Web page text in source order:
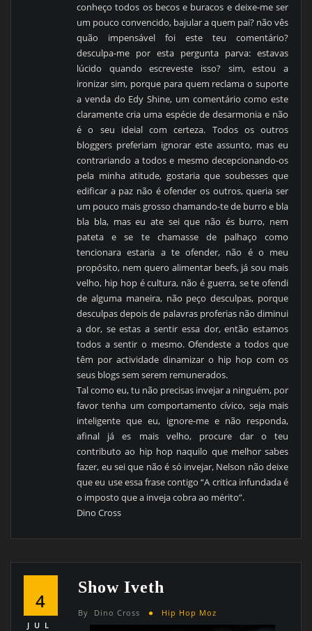
conheço todos os becos e buracos e deixe-me ser
um pouco convencido, bajular a quem pai? não vês
quão impensável foi este teu comentário?
desculpa-me por esta pergunta parva: estavas
lúcido quando escreveste isso? sim, estou a
ironizar sim, porque para quem reclama o suporte
a venda do Edy Shine, um comentário como este
claramente cria uma espécie de desarmonia e não
é o seu ideial com certeza. Todos os outros
bloggers preferiam ignorar este assunto, mas eu
contrariando a todos e mesmo decepcionando-os
pela minha atitude, gostaria que soubesses que
edificar a paz não é ofender os outros, queria ser
um pouco mais grosso chamando-te de burro e bla
bla bla, mas eu ate sei que não és burro, nem
pateta e se te chamasse de palhaço como
tencionara estaria a te ofender, não é o meu
propósito, nem quero alimentar beefs, já sou mais
velho, hip hop é cultura, não é guerra, se te ofendi
de alguma maneira, não peço desculpas, porque
desculpas depois de palavras proferias não diminui
a dor, se estas a sentir essa dor, então estamos
todos a sentir o mesmo. Ofendeste a todos que
têm por actividade dinamizar o hip hop com os
seus blogs sem serem remunerados.
Tal como eu, tu não precisas invejar a ninguém, por
favor tenha um comportamento cívico, seja mais
inteligente que eu, ignore-me e não responda,
afinal já es mais velho, procure dar o teu
contributo ao hip hop naquilo que melhor sabes
fazer, eu sei que não é só invejar, Nelson não deixe
que eu use essa frase contigo “A critica infundada é
o imposto que a inveja cobra ao mérito”.
Dino Cross
4
JUL
Show Iveth
By Dino Cross Hip Hop Moz